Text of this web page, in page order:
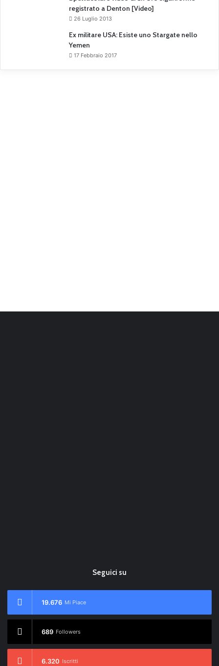
registrato a Denton [Video]
26 Luglio 2013
Ex militare USA: Esiste uno Stargate nello
Yemen
17 Febbraio 2017
Seguici su
19.676 Mi Piace
689 Followers
6.320 Iscritti